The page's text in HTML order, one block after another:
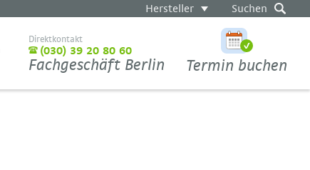
Suchen
Hersteller
Direktkontakt
(030) 39 20 80 60
Fachgeschäft Berlin Termin buchen